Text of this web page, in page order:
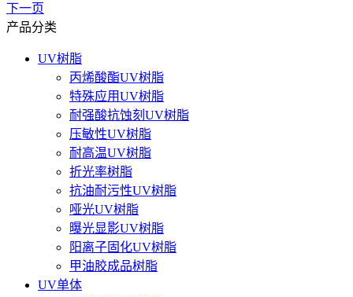
下一页
产品分类
UV树脂
丙烯酸酯UV树脂
特殊应用UV树脂
耐强酸抗蚀刻UV树脂
压敏性UV树脂
耐高温UV树脂
折光率树脂
抗油耐污性UV树脂
哑光UV树脂
曝光显影UV树脂
阳离子固化UV树脂
甲油胶成品树脂
UV单体